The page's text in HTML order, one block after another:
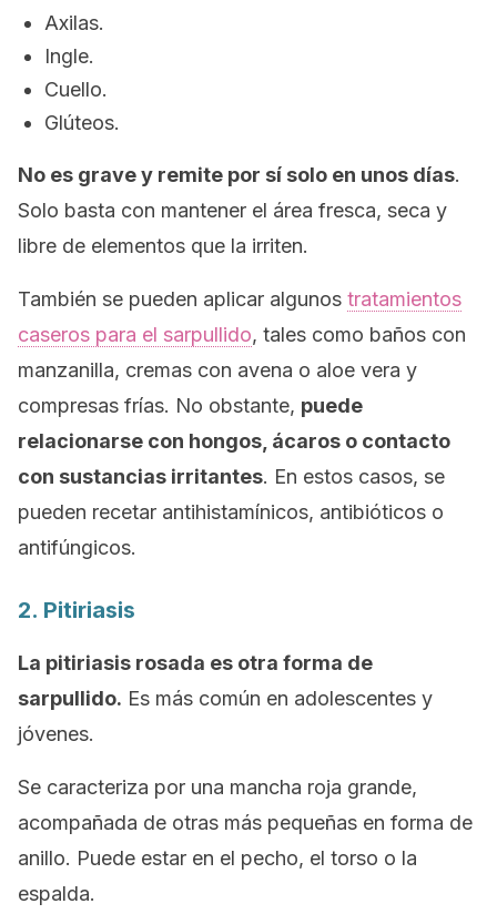
Axilas.
Ingle.
Cuello.
Glúteos.
No es grave y remite por sí solo en unos días.
Solo basta con mantener el área fresca, seca y
libre de elementos que la irriten.
También se pueden aplicar algunos tratamientos
caseros para el sarpullido, tales como baños con
manzanilla, cremas con avena o aloe vera y
compresas frías. No obstante, puede
relacionarse con hongos, ácaros o contacto
con sustancias irritantes. En estos casos, se
pueden recetar antihistamínicos, antibióticos o
antifúngicos.
2. Pitiriasis
La pitiriasis rosada es otra forma de
sarpullido. Es más común en adolescentes y
jóvenes.
Se caracteriza por una mancha roja grande,
acompañada de otras más pequeñas en forma de
anillo. Puede estar en el pecho, el torso o la
espalda.